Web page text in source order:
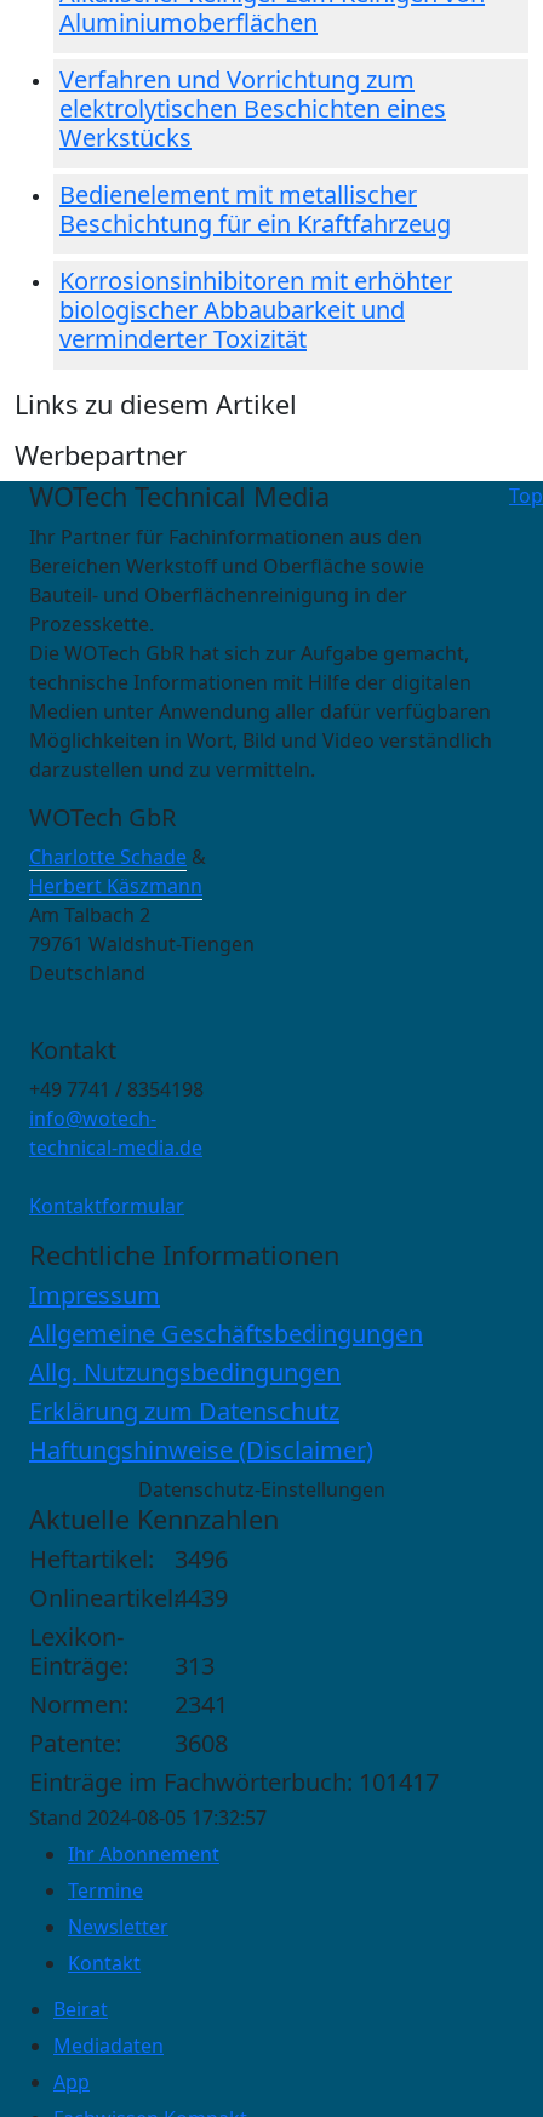
Aluminiumoberflächen
Verfahren und Vorrichtung zum
elektrolytischen Beschichten eines
Werkstücks
Bedienelement mit metallischer
Beschichtung für ein Kraftfahrzeug
Korrosionsinhibitoren mit erhöhter
biologischer Abbaubarkeit und
verminderter Toxizität
Links zu diesem Artikel
Werbepartner
Top
WOTech Technical Media
Ihr Partner für Fachinformationen aus den
Bereichen Werkstoff und Oberfläche sowie
Bauteil- und Oberflächenreinigung in der
Prozesskette.
Die WOTech GbR hat sich zur Aufgabe gemacht,
technische Informationen mit Hilfe der digitalen
Medien unter Anwendung aller dafür verfügbaren
Möglichkeiten in Wort, Bild und Video verständlich
darzustellen und zu vermitteln.
WOTech GbR
Charlotte Schade &
Herbert Käszmann
Am Talbach 2
79761 Waldshut-Tiengen
Deutschland
Kontakt
+49 7741 / 8354198
info@wotech-
technical-media.de
Kontaktformular
Rechtliche Informationen
Impressum
Allgemeine Geschäftsbedingungen
Allg. Nutzungsbedingungen
Erklärung zum Datenschutz
Haftungshinweise (Disclaimer)
Datenschutz-Einstellungen
Aktuelle Kennzahlen
Heftartikel:
3496
Onlineartikel:4439
Lexikon-
Einträge:
313
Normen:
2341
Patente:
3608
Einträge im Fachwörterbuch: 101417
Stand 2024-08-05 17:32:57
Ihr Abonnement
Termine
Newsletter
Kontakt
Beirat
Mediadaten
App